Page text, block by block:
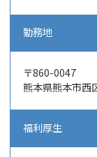
勤務地
〒860-0047
熊本県熊本市西
福利厚生